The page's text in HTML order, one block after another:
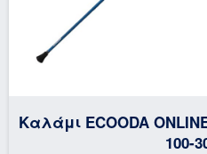
Καλάμι ECOODA
100-